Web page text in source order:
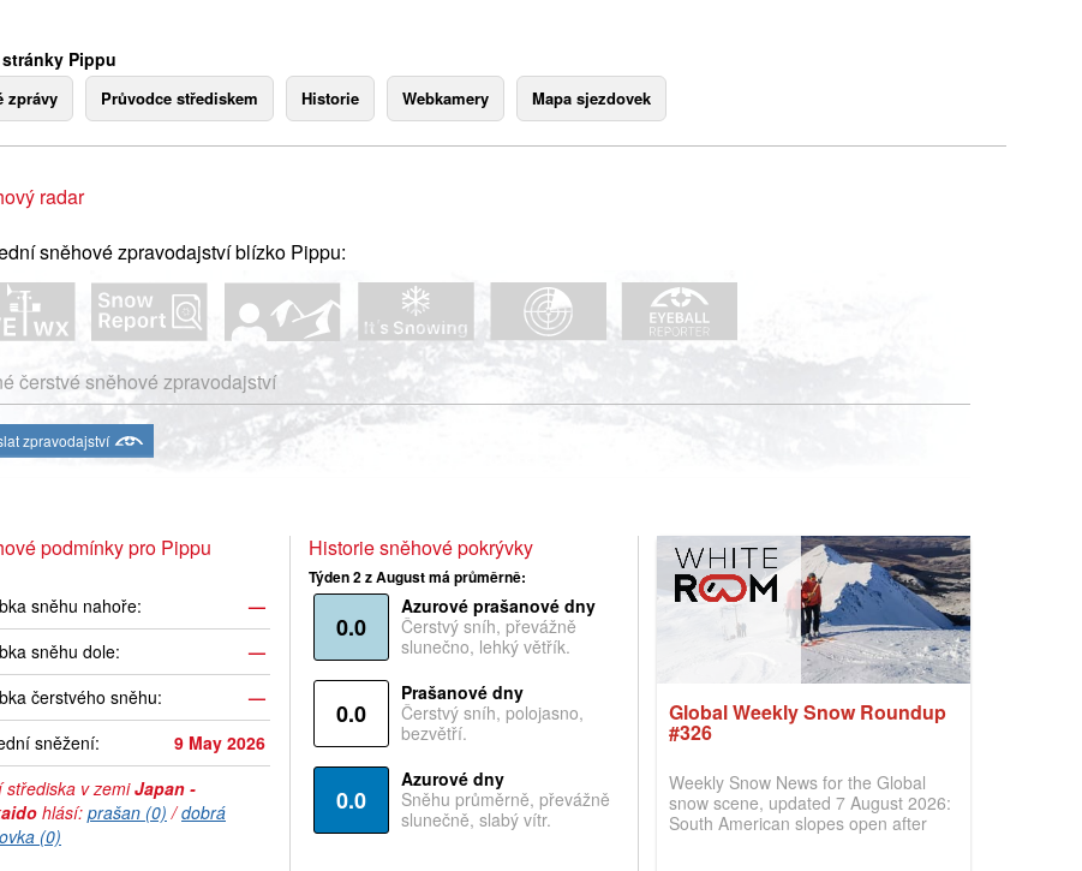
Pippu
zprávy Průvodce střediskem Historie Webkamery Mapa sjezdovek
radar
sněhové zpravodajství blízko Pippu:
čerstvé sněhové zpravodajství
zpravodajství
podmínky pro Pippu
sněhu nahoře:
—
sněhu dole:
—
čerstvého sněhu:
—
sněžení:
9 May 2026
střediska v zemiJapan -
hlásí: prašan (0) /dobrá
(0)
Historie sněhové pokrývky
Týden 2 z August má průměrně:
0.0
Azurové prašanové dny
Čerstvý sníh, převážně
slunečno, lehký větřík.
0.0
Prašanové dny
Čerstvý sníh, polojasno,
bezvětří.
0.0
Azurové dny
Sněhu průměrně, převážně
slunečně, slabý vítr.
Global Weekly Snow Roundup
#326
Weekly Snow News for the Global
snow scene, updated 7 August 2026:
South American slopes open after